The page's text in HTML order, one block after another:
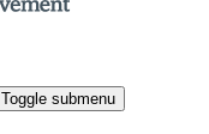
Toggle submenu